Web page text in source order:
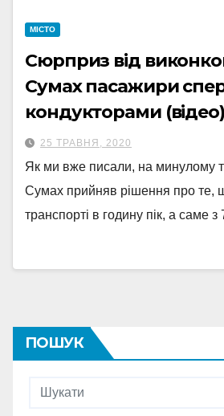
МІСТО
Сюрприз від
Сумах пасажири
кондукторами (відео)
25 ТРАВНЯ, 2020
Як ми вже писали, на минулому
Сумах прийняв рішення про те,
транспорті в годину пік, а саме
ПОШУК